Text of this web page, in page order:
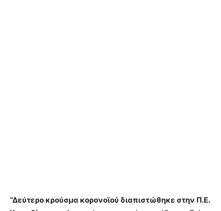
“Δεύτερο κρούσμα κορονοϊού διαπιστώθηκε στην Π.Ε.